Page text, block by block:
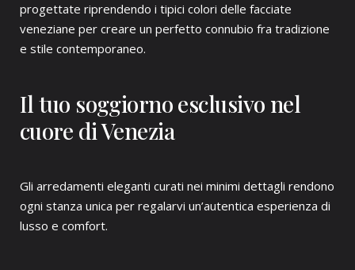
progettate riprendendo i tipici colori delle facciate
veneziane per creare un perfetto connubio fra tradizione
e stile contemporaneo.
Il tuo soggiorno esclusivo nel
cuore di Venezia
Gli arredamenti eleganti curati nei minimi dettagli rendono
ogni stanza unica per regalarvi un’autentica esperienza di
lusso e comfort.